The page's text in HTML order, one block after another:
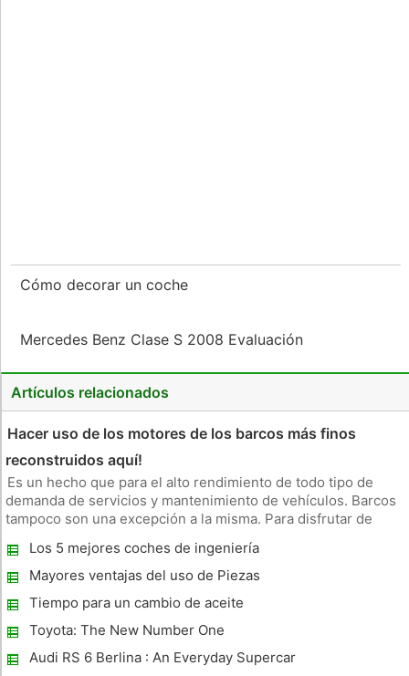
Cómo decorar un coche
Mercedes Benz Clase S 2008 Evaluación
Artículos relacionados
Hacer uso de los motores de los barcos más finos
reconstruidos aquí!
Es un hecho que para el alto rendimiento de todo tipo de
demanda de servicios y mantenimiento de vehículos. Barcos
tampoco son una excepción a la misma. Para disfrutar de
usted debe sacar el máximo cuidado de ellos. Es
comprensible que la sust
Los 5 mejores coches de ingeniería
Mayores ventajas del uso de Piezas
originales de Nissan
Tiempo para un cambio de aceite
Toyota: The New Number One
Audi RS 6 Berlina : An Everyday Supercar